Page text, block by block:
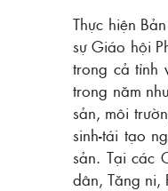
Thực hiện
sự Giáo hội
trong cả tỉnh
trong năm
sản, môi
sinh-tái tạo
sản. Tại các
dân, Tăng ni,